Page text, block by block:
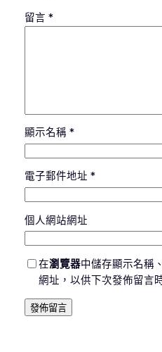
留言 *
顯示名稱 *
電子郵件地址 *
個人網站網址
在瀏覽器中儲存顯示名稱
網址，以供下次發佈留言